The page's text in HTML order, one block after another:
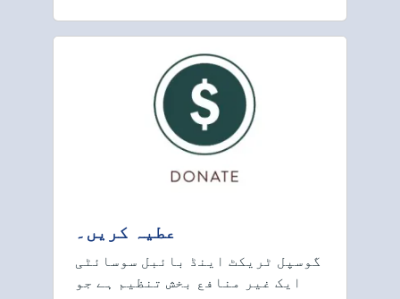
عطیہ کریں۔
گوسپل ٹریکٹ اینڈ بائبل سوسائٹی
ایک غیر منافع بخش تنظیم ہے جو